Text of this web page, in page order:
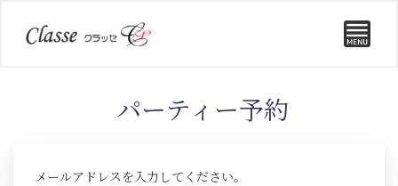
パーティー予約
メールアドレスを入力してください。